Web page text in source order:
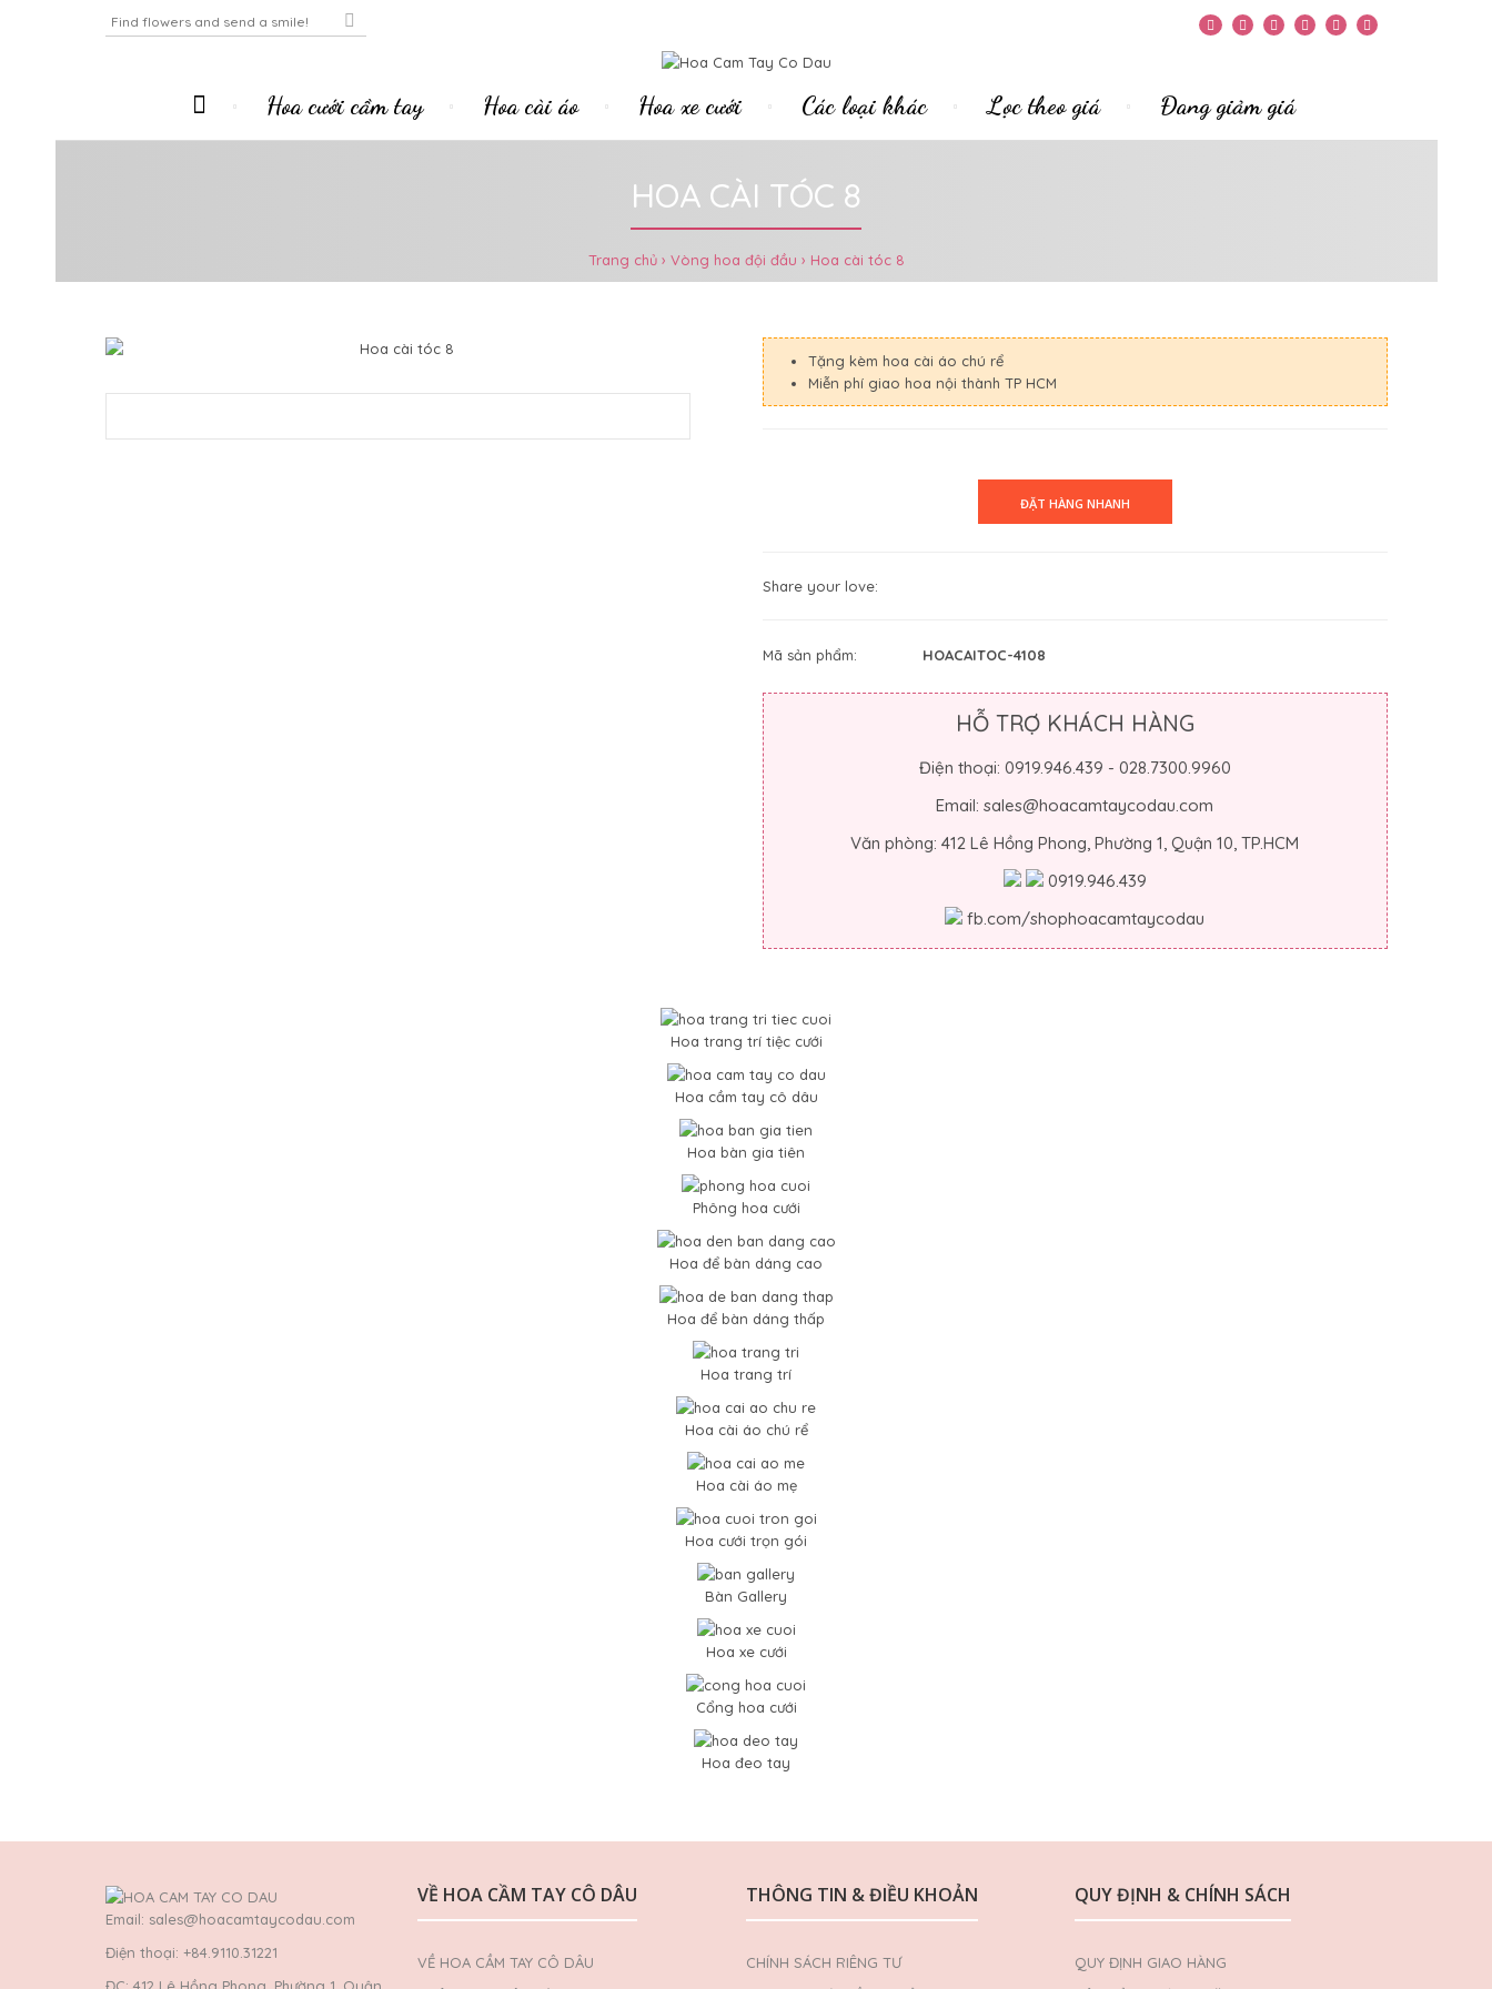
Hoa cưới cầm tay Hoa cài áo Hoa xe cưới Các loại khác Lọc theo giá Đang giảm giá
HOA CÀI TÓC 8
Trang chủ Vòng hoa đội đầu Hoa cài tóc 8
Tặng kèm hoa cài áo chú rể
Miễn phí giao hoa nội thành TP HCM
Share your love:
Mã sản phẩm: HOACAITOC-4108
HỖ TRỢ KHÁCH HÀNG
Điện thoại: 0919.946.439 - 028.7300.9960
Email: sales@hoacamtaycodau.com
Văn phòng: 412 Lê Hồng Phong, Phường 1, Quận 10, TP.HCM
0919.946.439
fb.com/shophoacamtaycodau
Hoa trang trí tiệc cưới
Hoa cầm tay cô dâu
Hoa bàn gia tiên
Phông hoa cưới
Hoa để bàn dáng cao
Hoa để bàn dáng thấp
Hoa trang trí
Hoa cài áo chú rể
Hoa cài áo mẹ
Hoa cưới trọn gói
Bàn Gallery
Hoa xe cưới
Cổng hoa cưới
Hoa đeo tay
Email: sales@hoacamtaycodau.com
Điện thoại: +84.9110.31221
VỀ HOA CẦM TAY CÔ DÂU
VỀ HOA CẦM TAY CÔ DÂU
THÔNG TIN & ĐIỀU KHOẢN
CHÍNH SÁCH RIÊNG TƯ
QUY ĐỊNH & CHÍNH SÁCH
QUY ĐỊNH GIAO HÀNG